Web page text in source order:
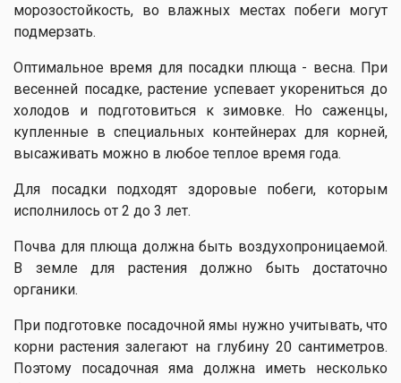
морозостойкость, во влажных местах побеги могут
подмерзать.
Оптимальное время для посадки плюща - весна. При
весенней посадке, растение успевает укорениться до
холодов и подготовиться к зимовке. Но саженцы,
купленные в специальных контейнерах для корней,
высаживать можно в любое теплое время года.
Для посадки подходят здоровые побеги, которым
исполнилось от 2 до 3 лет.
Почва для плюща должна быть воздухопроницаемой.
В земле для растения должно быть достаточно
органики.
При подготовке посадочной ямы нужно учитывать, что
корни растения залегают на глубину 20 сантиметров.
Поэтому посадочная яма должна иметь несколько